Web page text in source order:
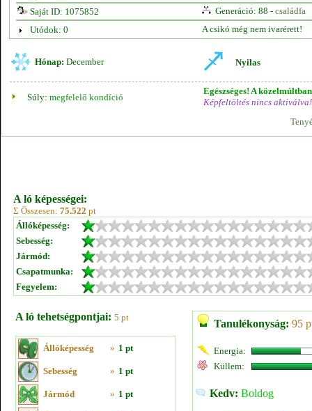
Saját ID: 1075852
Generáció: 88 - családfa
Utódok: 0
A csikó még nem ivarérett!
Hónap: December Nyilas
Súly: megfelelő kondíció
Egészséges! A
Képfeltöltés nincs aktiválva!
A ló képességei:
Σ Összesen: 75.522 pt
Állóképesség:
Sebesség:
Jármód:
Csapatmunka:
Fegyelem:
A ló tehetségpontjai: 5 pt
Állóképesség » 1 pt
Sebesség » 1 pt
Jármód » 1 pt
Tanulékonyság: 95
Energia:
Küllem:
Kedv: Boldog